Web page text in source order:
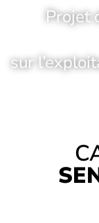
Projet
sur